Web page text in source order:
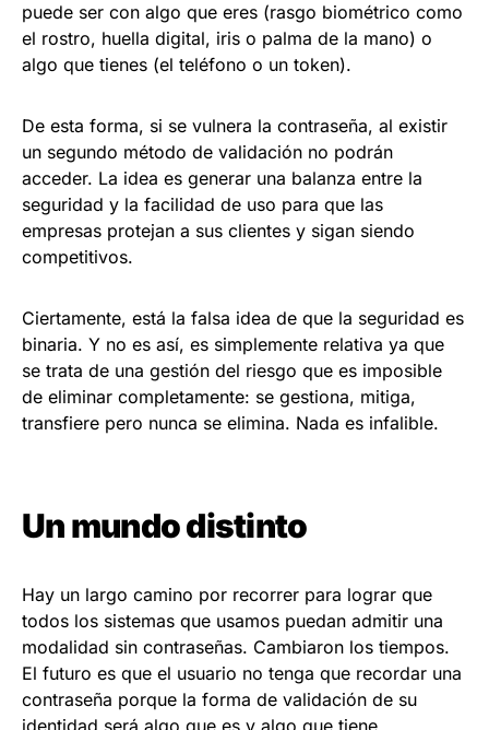
puede ser con algo que eres (rasgo biométrico como
el rostro, huella digital, iris o palma de la mano) o
algo que tienes (el teléfono o un token).
De esta forma, si se vulnera la contraseña, al existir
un segundo método de validación no podrán
acceder. La idea es generar una balanza entre la
seguridad y la facilidad de uso para que las
empresas protejan a sus clientes y sigan siendo
competitivos.
Ciertamente, está la falsa idea de que la seguridad es
binaria. Y no es así, es simplemente relativa ya que
se trata de una gestión del riesgo que es imposible
de eliminar completamente: se gestiona, mitiga,
transfiere pero nunca se elimina. Nada es infalible.
Un mundo distinto
Hay un largo camino por recorrer para lograr que
todos los sistemas que usamos puedan admitir una
modalidad sin contraseñas. Cambiaron los tiempos.
El futuro es que el usuario no tenga que recordar una
contraseña porque la forma de validación de su